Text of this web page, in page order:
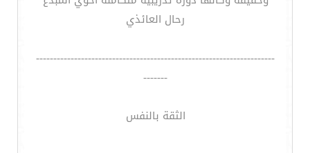
رحال العائذي
---------------------------------------------------------------------
-------
الثقة بالنفس